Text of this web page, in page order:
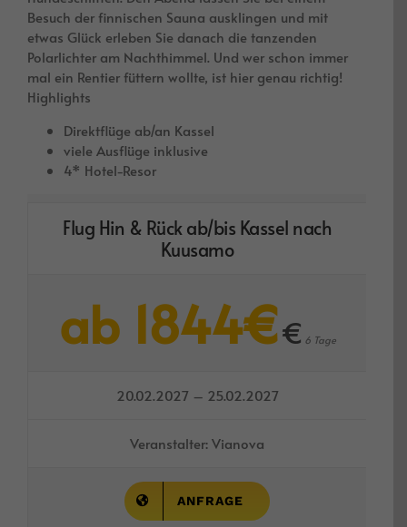
Besuch der finnischen Sauna ausklingen und mit
etwas Glück erleben Sie danach die tanzenden
Polarlichter am Nachthimmel. Und wer schon immer
mal ein Rentier füttern wollte, ist hier genau richtig!
Highlights
Direktflüge ab/an Kassel
viele Ausflüge inklusive
4* Hotel-Resor
Flug Hin & Rück ab/bis Kassel nach
Kuusamo
ab 1844€€ 6 Tage
20.02.2027 – 25.02.2027
Veranstalter: Vianova
ANFRAGE